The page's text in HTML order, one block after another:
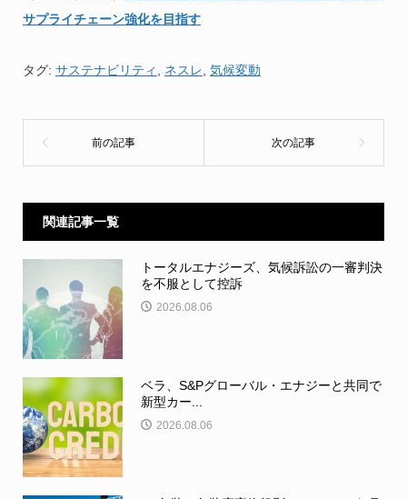
サプライチェーン強化を目指す
タグ: サステナビリティ ネスレ 気候変動
関連記事一覧
トータルエナジーズ、気候訴訟の一審判決
を不服として控訴
2026.08.06
ベラ、S&Pグローバル・エナジーと共同で
新型カー...
2026.08.06